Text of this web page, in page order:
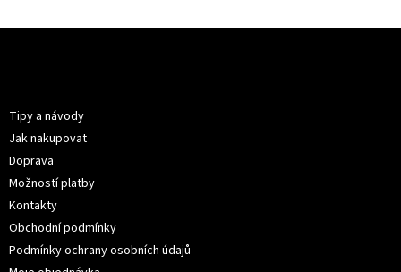
Tipy a návody
Jak nakupovat
Doprava
Možností platby
Kontakty
Obchodní podmínky
Podmínky ochrany osobních údajů